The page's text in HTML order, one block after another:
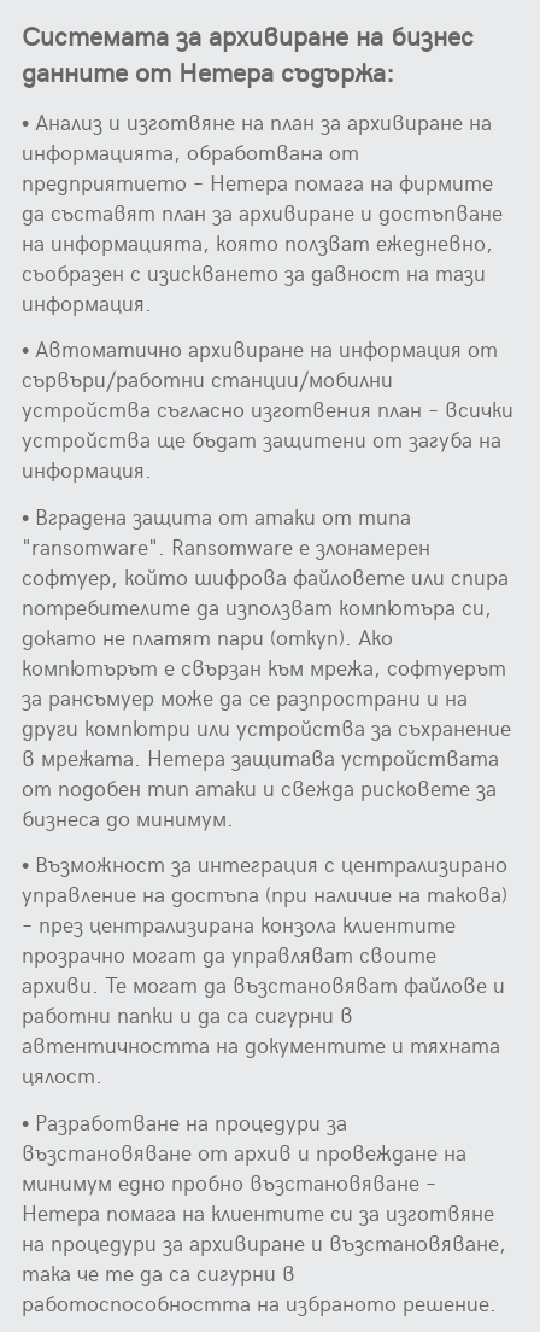
Системата за архивиране на бизнес
данните от Нетера съдържа:
• Анализ и изготвяне на план за архивиране на
информацията, обработвана от
предприятието – Нетера помага на фирмите
да съставят план за архивиране и достъпване
на информацията, която ползват ежедневно,
съобразен с изискването за давност на тази
информация.
• Автоматично архивиране на информация от
сървъри/работни станции/мобилни
устройства съгласно изготвения план – всички
устройства ще бъдат защитени от загуба на
информация.
• Вградена защита от атаки от типа
"ransomware". Ransomware е злонамерен
софтуер, който шифрова файловете или спира
потребителите да използват компютъра си,
докато не платят пари (откуп). Ако
компютърът е свързан към мрежа, софтуерът
за рансъмуер може да се разпространи и на
други компютри или устройства за съхранение
в мрежата. Нетера защитава устройствата
от подобен тип атаки и свежда рисковете за
бизнеса до минимум.
• Възможност за интеграция с централизирано
управление на достъпа (при наличие на такова)
– през централизирана конзола клиентите
прозрачно могат да управляват своите
архиви. Те могат да възстановяват файлове и
работни папки и да са сигурни в
автентичността на документите и тяхната
цялост.
• Разработване на процедури за
възстановяване от архив и провеждане на
минимум едно пробно възстановяване –
Нетера помага на клиентите си за изготвяне
на процедури за архивиране и възстановяване,
така че те да са сигурни в
работоспособността на избраното решение.